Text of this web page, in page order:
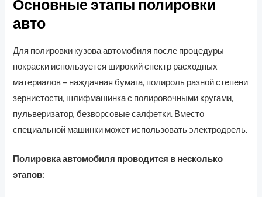
Основные этапы полировки
авто
Для полировки кузова автомобиля после процедуры
покраски используется широкий спектр расходных
материалов – наждачная бумага, полироль разной степени
зернистости, шлифмашинка с полировочными кругами,
пульверизатор, безворсовые салфетки. Вместо
специальной машинки может использовать электродрель.
Полировка автомобиля проводится в несколько
этапов: